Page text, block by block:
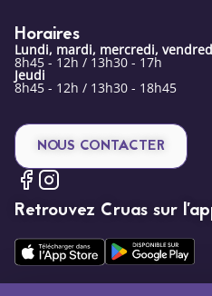
Horaires
Lundi, mardi, mercredi,
8h45 - 12h / 13h30 - 17h
Jeudi
8h45 - 12h / 13h30 - 18h45
NOUS CONTACTER
Retrouvez Cruas sur